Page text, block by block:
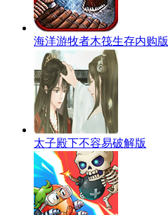
海洋游牧者木筏生存内购版
太子殿下不容易破解版